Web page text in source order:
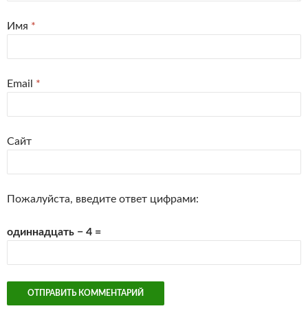
Имя *
Email *
Сайт
Пожалуйста, введите ответ цифрами:
одиннадцать − 4 =